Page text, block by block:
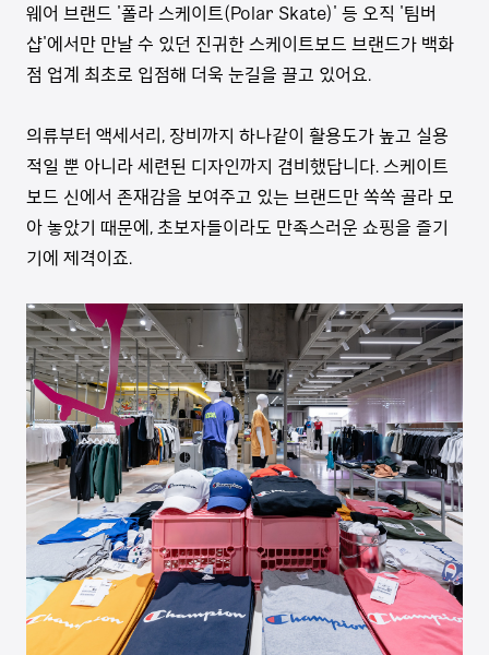
웨어 브랜드 '폴라 스케이트(Polar Skate)' 등 오직 '팀버
샵'에서만 만날 수 있던 진귀한 스케이트보드 브랜드가 백화
점 업계 최초로 입점해 더욱 눈길을 끌고 있어요.
의류부터 액세서리, 장비까지 하나같이 활용도가 높고 실용
적일 뿐 아니라 세련된 디자인까지 겸비했답니다. 스케이트
보드 신에서 존재감을 보여주고 있는 브랜드만 쏙쏙 골라 모
아 놓았기 때문에, 초보자들이라도 만족스러운 쇼핑을 즐기
기에 제격이죠.